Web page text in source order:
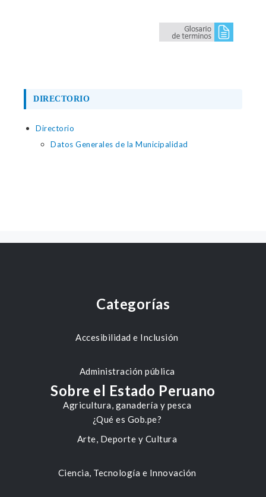
DIRECTORIO
Directorio
Datos Generales de la Municipalidad
Categorías
Accesibilidad e Inclusión
Administración pública
Agricultura, ganadería y pesca
Arte, Deporte y Cultura
Ciencia, Tecnología e Innovación
Sobre el Estado Peruano
¿Qué es Gob.pe?